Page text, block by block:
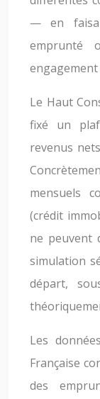
— en
emprunté
Le Haut
fixé un
revenus
mensuels
(crédit
ne peuvent
simulation
départ,
Les
Française
des